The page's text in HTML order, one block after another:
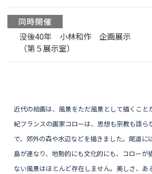
同時開催
没後40年 小林和作 企画展示
（第５展示室）
近代の絵画は、風景をただ風景として描くこと
紀フランスの画家コローは、思想も宗教も語ら
で、郊外の森や水辺などを描きました。尾道に
島が連なり、地勢的にも文化的にも、コローが
ない風景はほとんど存在しません。美しさ、あ